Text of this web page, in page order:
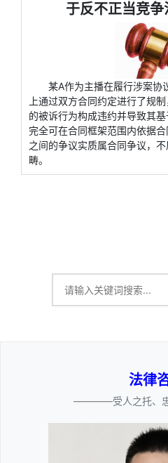
于反不正当竞
某A作为主播在履行涉案协
上通过双方合同约定进行了规
的被诉行为构成违约并导致其基
完全可在合同框架范围内依据
之间的争议实质属合同争议，
畴。
法律
————受人之托、